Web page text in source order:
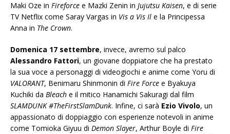
Maki Oze in Fireforce e Mazki Zenin in Jujutsu Kaisen, e di serie
TV Netflix come Saray Vargas in Vis a Vis Il e la Principessa
Anna in The Crown.
Domenica 17 settembre, invece, avremo sul palco
Alessandro Fattori, un giovane doppiatore che ha prestato
la sua voce a personaggi di videogiochi e anime come Yoru di
VALORANT, Benimaru Shinmonin di Fire Force e Byakuya
Kuchiki da Bleach e il mitico Hanamichi Sakuragi dal film
SLAMDUNK #TheFirstSlamDunk. Infine, ci sarà Ezio Vivolo, un
appassionato di doppiaggio con esperienze notevoli in anime
come Tomioka Giyuu di Demon Slayer, Arthur Boyle di Fire